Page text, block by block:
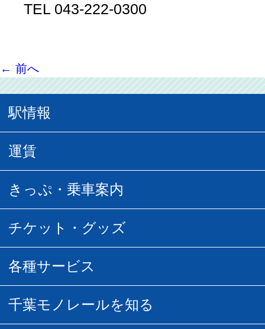
TEL 043-222-0300
← 前へ
駅情報
駅情報
所要時間
空の散歩道
URBAN FLYER時刻表
運賃
普通運賃
団体乗車
貸切列車
きっぷ・乗車案内
乗車券の種類
フリーきっぷ
チケット・グッズ
駅窓口販売チケット
葭川となみグッズ
各種サービス
モノちゃんトラベル
千葉モノレールを知る